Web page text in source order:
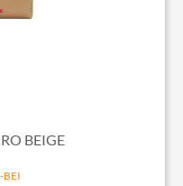
BEIGE
BEI